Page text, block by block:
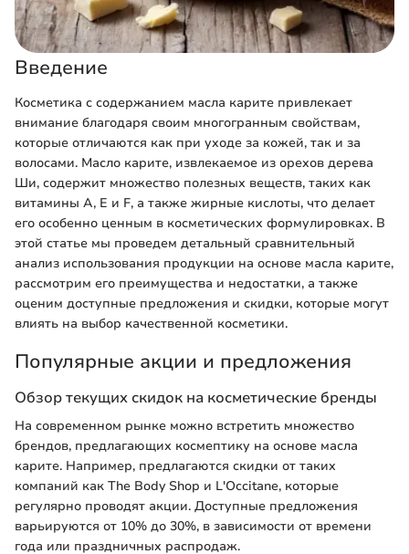
Введение
Косметика с содержанием масла карите привлекает
внимание благодаря своим многогранным свойствам,
которые отличаются как при уходе за кожей, так и за
волосами. Масло карите, извлекаемое из орехов дерева
Ши, содержит множество полезных веществ, таких как
витамины A, E и F, а также жирные кислоты, что делает
его особенно ценным в косметических формулировках. В
этой статье мы проведем детальный сравнительный
анализ использования продукции на основе масла карите,
рассмотрим его преимущества и недостатки, а также
оценим доступные предложения и скидки, которые могут
влиять на выбор качественной косметики.
Популярные акции и предложения
Обзор текущих скидок на косметические бренды
На современном рынке можно встретить множество
брендов, предлагающих космептику на основе масла
карите. Например, предлагаются скидки от таких
компаний как The Body Shop и L'Occitane, которые
регулярно проводят акции. Доступные предложения
варьируются от 10% до 30%, в зависимости от времени
года или праздничных распродаж.